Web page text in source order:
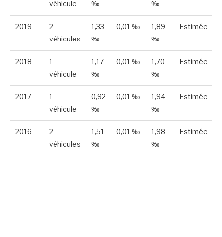
véhicule
‰
‰
2019
2
véhicules
1,33
‰
0,01 ‰
1,89
‰
Estimée
2018
1
véhicule
1,17
‰
0,01 ‰
1,70
‰
Estimée
2017
1
véhicule
0,92
‰
0,01 ‰
1,94
‰
Estimée
2016
2
véhicules
1,51
‰
0,01 ‰
1,98
‰
Estimée